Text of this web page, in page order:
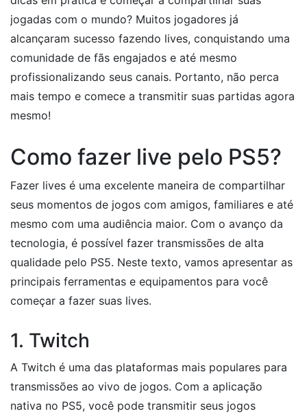
jogadas com o mundo? Muitos jogadores já
alcançaram sucesso fazendo lives, conquistando uma
comunidade de fãs engajados e até mesmo
profissionalizando seus canais. Portanto, não perca
mais tempo e comece a transmitir suas partidas agora
mesmo!
Como fazer live pelo PS5?
Fazer lives é uma excelente maneira de compartilhar
seus momentos de jogos com amigos, familiares e até
mesmo com uma audiência maior. Com o avanço da
tecnologia, é possível fazer transmissões de alta
qualidade pelo PS5. Neste texto, vamos apresentar as
principais ferramentas e equipamentos para você
começar a fazer suas lives.
1. Twitch
A Twitch é uma das plataformas mais populares para
transmissões ao vivo de jogos. Com a aplicação
nativa no PS5, você pode transmitir seus jogos